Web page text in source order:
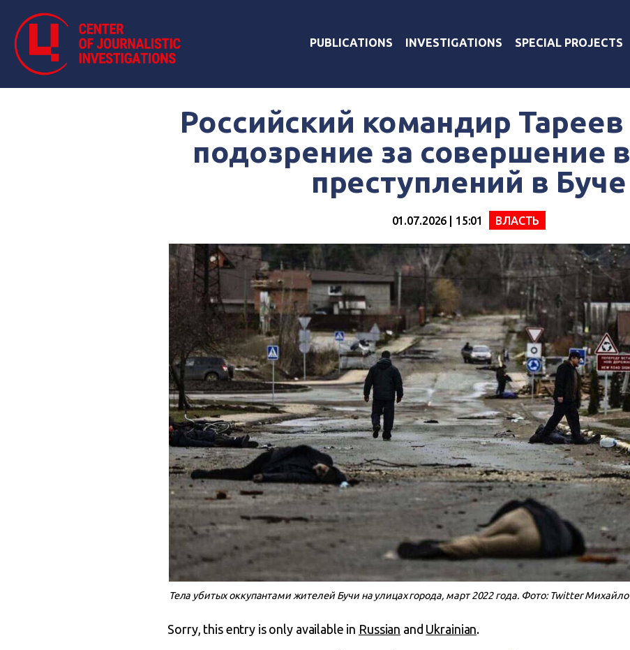
PUBLICATIONS INVESTIGATIONS SPECIAL PROJECTS
Российский командир
подозрение за совершение
преступлений в Буче
01.07.2026 | 15:01 ВЛАСТЬ
Тела убитых оккупантами жителей Бучи на улицах города, март 2022 года. Фото: Twitter
Sorry, this entry is only available in Russian and Ukrainian.